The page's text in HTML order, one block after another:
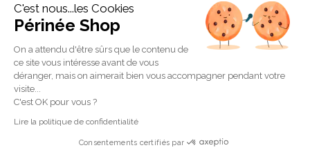
de muscler et de rééduquer le plancher pelvienpour éviter les
problèmes d'incontinence
, de pesanteur pelvienne, de manque
de sensations durant les rapports sexuels et de petites
fuites
Périnée Shop
a sélectionné les meilleures solutions
pour la rééducation périnéale et pour l'auto-traitement de
l'incontinence à domicile :
biofeedback,cônes vaginaux
connectées etaccessoires pour exercices de Kegel.
Copyright 2011 © Périnée Shop
Conditions générales de vente
Mentions légales
C'est nous...les Cookies
Périnée Shop
On a attendu d'être sûrs que le contenu de
ce site vous intéresse avant de vous
déranger, mais on aimerait bien vous accompagner pendant votre
visite...
C'est OK pour vous ?
Lire la politique de confidentialité
Consentements certifiés par